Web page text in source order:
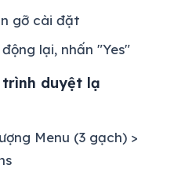
gỡ cài đặt
lại, nhấn "Yes"
trình duyệt lạ
Menu (3 gạch) >